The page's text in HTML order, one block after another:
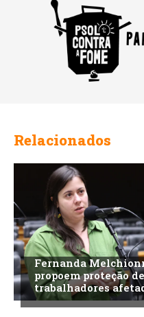
Relacionados
Fernanda
propoem proteção
trabalhadores